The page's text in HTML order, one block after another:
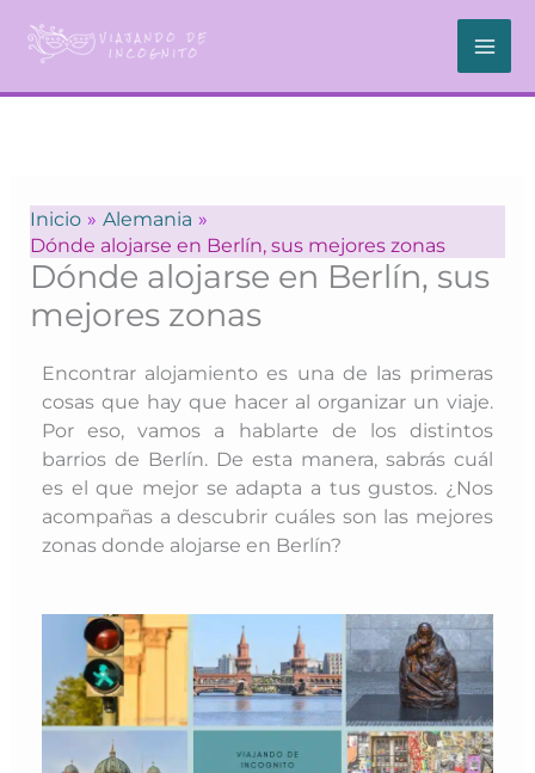
contenido
Inicio
Alemania
Dónde alojarse en Berlín, sus mejores zonas
Dónde alojarse en Berlín, sus
mejores zonas
Encontrar alojamiento es una de las primeras
cosas que hay que hacer al organizar un viaje.
Por eso, vamos a hablarte de los distintos
barrios de Berlín. De esta manera, sabrás cuál
es el que mejor se adapta a tus gustos. ¿Nos
acompañas a descubrir cuáles son las mejores
zonas donde alojarse en Berlín?